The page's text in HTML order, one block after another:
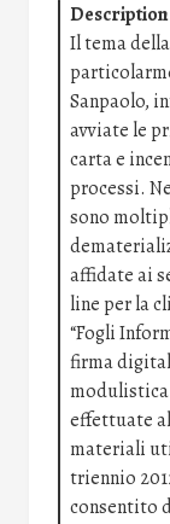
Description
Il tema
Sanpaolo,
avviate le
carta e
processi.
sono
affidate ai
line per la
“Fogli
firma
effettuate
materiali
triennio
consentito